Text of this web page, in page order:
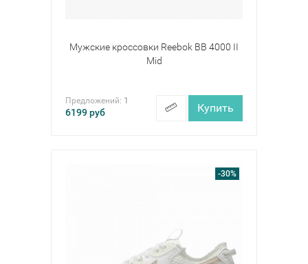
Мужские кроссовки Reebok BB 4000 II
Mid
Предложений: 1
6199руб Купить
-30%